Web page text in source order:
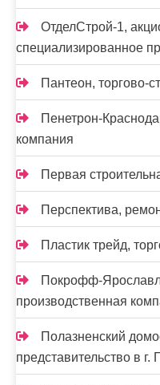
ОтделСтрой-1,
специализированное
Пантеон, торгово-
Пенетрон-
компания
Первая
Перспектива,
Пластик трейд,
Покрофф-
производственная
Полазненский
представительство в г.